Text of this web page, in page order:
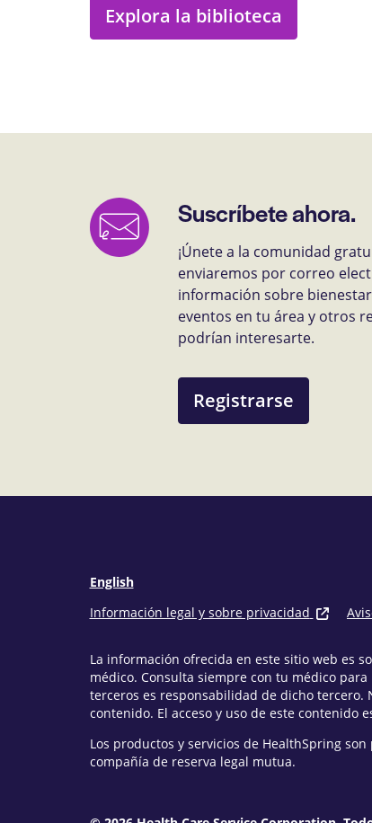
Explora la biblioteca
Suscríbete ahora.
¡Únete a la comunidad
enviaremos por correo
información sobre
eventos en tu área y otros
podrían interesarte.
Registrarse
English
Información legal y sobre privacidad
La información ofrecida en este sitio web es
médico. Consulta siempre con tu médico
terceros es responsabilidad de dicho tercero.
contenido. El acceso y uso de este contenido
Los productos y servicios de HealthSpring
compañía de reserva legal mutua.